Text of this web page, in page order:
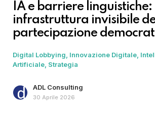
IA e barriere linguistiche:
infrastruttura invisibile
partecipazione
Digital Lobbying Innovazione Digitale
Artificiale Strategia
ADL Consulting
30 Aprile 2026